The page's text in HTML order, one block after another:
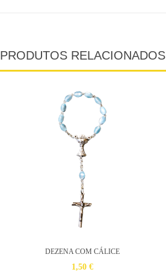
PRODUTOS RELACIONADOS
DEZENA COM CÁLICE
1,50 €